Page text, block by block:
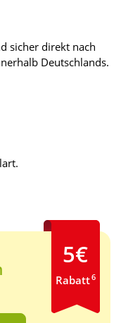
sicher direkt nach
Deutschlands.
5€
Rabatt6